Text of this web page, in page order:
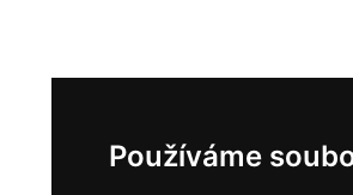
Používáme